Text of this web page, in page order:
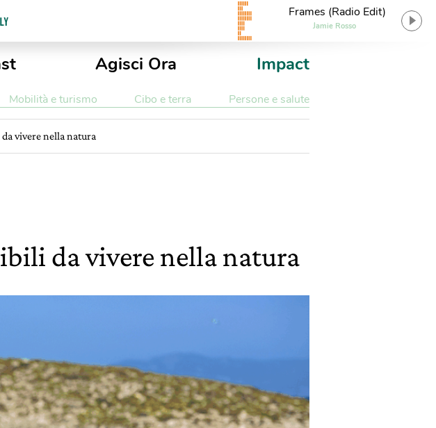
Frames (Radio Edit)
Jamie Rosso
Agisci Ora Impact
Mobilità e turismo Cibo e terra Persone e salute
vivere nella natura
da vivere nella natura